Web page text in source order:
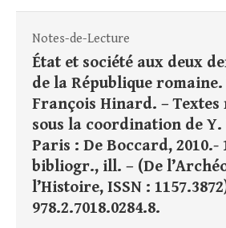
Notes-de-Lecture
État et société aux deux
de la République romaine.
François Hinard. – Textes
sous la coordination de Y.
Paris : De Boccard, 2010.-
bibliogr., ill. – (De
l’Histoire, ISSN :
978.2.7018.0284.8.